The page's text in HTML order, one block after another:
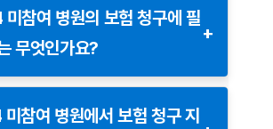
전에 확인하는 것이 좋습니다.
서를 작성하고 이를 보험사에 제출해야
니다.
으로 전송할 수 있어 청구가 간편합니다.
고객의 별도 서류 제출 없이 보험사가 데
처리.
:고객이 서류를 준비하고 보험사에 직접
참여 병원의 보험 청구에 필
무엇인가요?
+
해 준비해야 할 서류는 다음과 같습니다:
참여 병원에서 보험 청구 지